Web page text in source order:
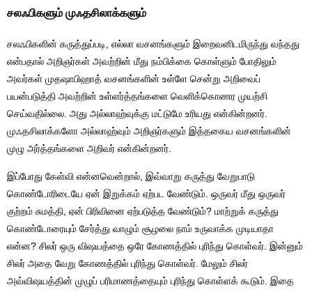
சலஃபிகளும் முஃதசிலாக்களும்
சலஃபிகளின் கருத்துப்படி, எல்லா வசனங்களும் இறைவனிடமிருந்து வந்தது
என்பதால் அறிஞர்கள் அவற்றின் மீது நம்பிக்கை கொள்ளும் போதிலும்
அவர்கள் முதஷாபிஹாத் வசனங்களின் உள்ளே சென்று அறிவைப்
பயன்படுத்தி அவற்றின் உள்ளர்த்தங்களை வெளிக்கொணர முயற்சி
செய்வதில்லை. அது அல்லாஹ்வுக்கு மட்டுமே உரியது என்கின்றனர்.
முஃதசிலாக்களோ அல்லாஹ்வும் அறிஞர்களும் இத்தகைய வசனங்களின்
முழு அர்த்தங்களை அறிவர் என்கின்றனர்.
இப்போது கேள்வி என்னவென்றால், இவ்வாறு கருத்து வேறுபாடு
கொண்டோரிடையே ஏன் இறுக்கம் ஏற்பட வேண்டும். ஒருவர் மீது ஒருவர்
குற்றம் சுமத்தி, ஏன் பிரிவினை ஏற்படுத்த வேண்டும்? மாற்றுக் கருத்து
கொண்டோரையும் சேர்த்து வாழும் சூழலை நாம் உருவாக்க முடியாதா
என்ன? சிலர் ஒரு விஷயத்தை ஒரே கோணத்தில் புரிந்து கொள்வர். இன்னும்
சிலர் அதை வேறு கோணத்தில் புரிந்து கொள்வர். மேலும் சிலர்
அவ்விஷயத்தின் முழுப் பரிமாணத்தையும் புரிந்து கொள்ளக் கூடும். இதை